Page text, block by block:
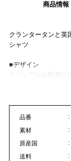
商品情報
クランタータンと英
シャツ
■デザイン
カジュアルな配色
■素材
カットドビーの手
＆グラス）
■コーディネート
品番
素材
原産国
送料